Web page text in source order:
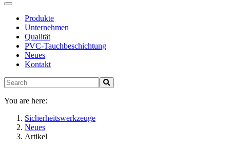
Produkte
Unternehmen
Qualität
PVC-Tauchbeschichtung
Neues
Kontakt
You are here:
Sicherheitswerkzeuge
Neues
Artikel